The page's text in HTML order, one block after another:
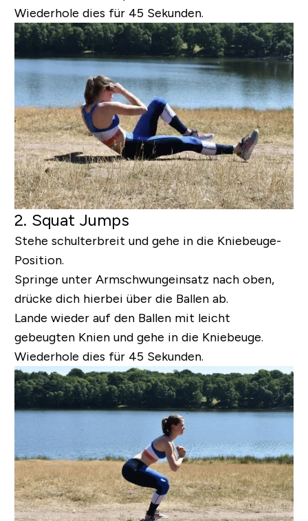
Wiederhole dies für 45 Sekunden.
2. Squat Jumps
Stehe schulterbreit und gehe in die Kniebeuge-
Position.
Springe unter Armschwungeinsatz nach oben,
drücke dich hierbei über die Ballen ab.
Lande wieder auf den Ballen mit leicht
gebeugten Knien und gehe in die Kniebeuge.
Wiederhole dies für 45 Sekunden.